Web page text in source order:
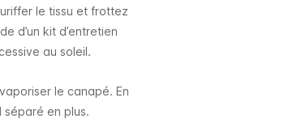
le tissu et frottez
d’un kit d’entretien
au soleil.
le canapé. En
en plus.